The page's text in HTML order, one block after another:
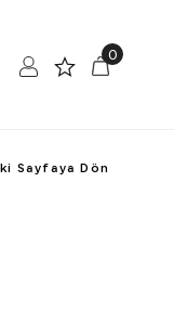
0
Sayfaya Dön